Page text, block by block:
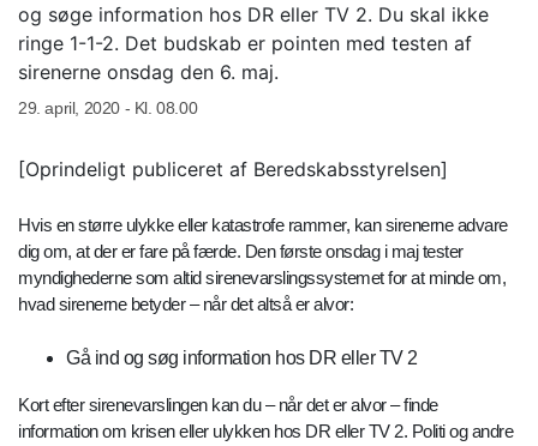
og søge information hos DR eller TV 2. Du skal ikke
ringe 1-1-2. Det budskab er pointen med testen af
sirenerne onsdag den 6. maj.
29. april, 2020 - Kl. 08.00
[Oprindeligt publiceret af Beredskabsstyrelsen]
Hvis en større ulykke eller katastrofe rammer, kan sirenerne advare
dig om, at der er fare på færde. Den første onsdag i maj tester
myndighederne som altid sirenevarslingssystemet for at minde om,
hvad sirenerne betyder – når det altså er alvor:
Gå ind og søg information hos DR eller TV 2
Kort efter sirenevarslingen kan du – når det er alvor – finde
information om krisen eller ulykken hos DR eller TV 2. Politi og andre